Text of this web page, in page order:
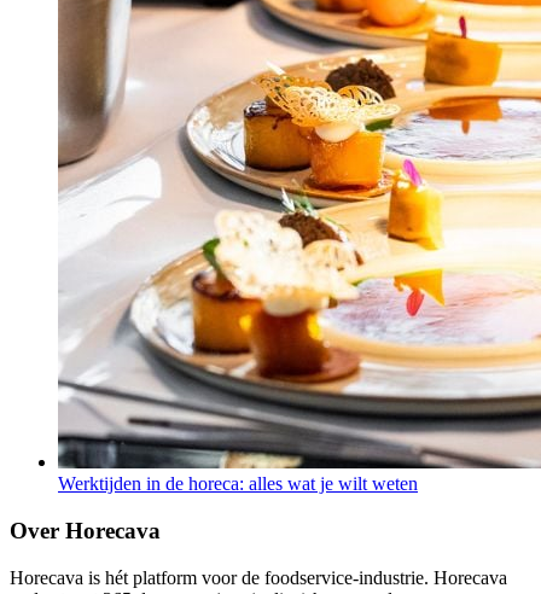
Werktijden in de horeca: alles wat je wilt weten
Over Horecava
Horecava is hét platform voor de foodservice-industrie. Horecava